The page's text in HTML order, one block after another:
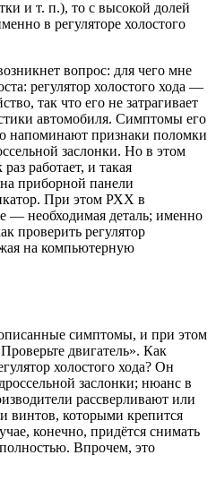
и т. п.), то с высокой долей
в регуляторе холостого
вопрос: для чего мне
регулятор холостого хода —
так что его не затрагивает
автомобиля. Симптомы его
напоминают признаки поломки
заслонки. Но в этом
работает, и такая
приборной панели
При этом РХХ в
— необходимая деталь; именно
проверить регулятор
на компьютерную
симптомы, и при этом
двигатель». Как
холостого хода? Он
заслонки; нюанс в
рассверливают или
винтов, которыми крепится
конечно, придётся снимать
Впрочем, это